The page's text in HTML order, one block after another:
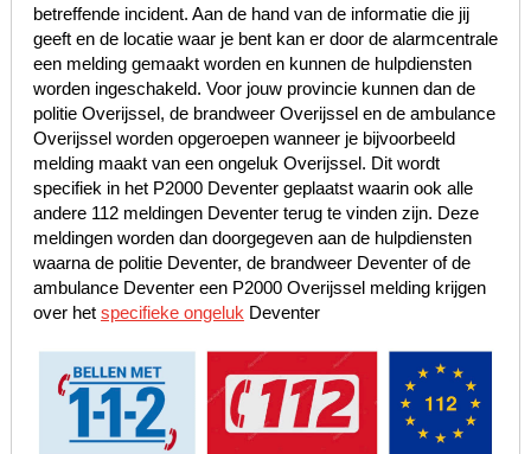
betreffende incident. Aan de hand van de informatie die jij
geeft en de locatie waar je bent kan er door de alarmcentrale
een melding gemaakt worden en kunnen de hulpdiensten
worden ingeschakeld. Voor jouw provincie kunnen dan de
politie Overijssel, de brandweer Overijssel en de ambulance
Overijssel worden opgeroepen wanneer je bijvoorbeeld
melding maakt van een ongeluk Overijssel. Dit wordt
specifiek in het P2000 Deventer geplaatst waarin ook alle
andere 112 meldingen Deventer terug te vinden zijn. Deze
meldingen worden dan doorgegeven aan de hulpdiensten
waarna de politie Deventer, de brandweer Deventer of de
ambulance Deventer een P2000 Overijssel melding krijgen
over het specifieke ongeluk Deventer